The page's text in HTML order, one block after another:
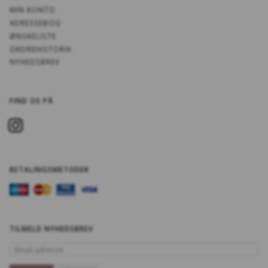
MIN KONTO
ADRESSEBOG
ØNSKELISTE
ORDREHISTORIK
NYHEDSBREV
FIND OS PÅ
BETALINGSMETODER
TILMELD NYHEDSBREV